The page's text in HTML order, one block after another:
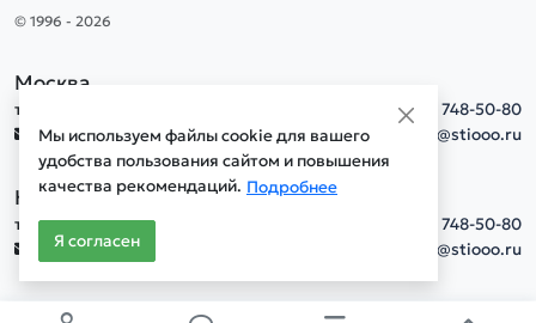
Мы используем файлы cookie для вашего
удобства пользования сайтом и повышения
качества рекомендаций. Подробнее
Я согласен
© 1996 - 2026
Москва
тел.
+7(495) 748-50-80
info@stiooo.ru
Новосибирск
тел.
+7(495) 748-50-80
info@stiooo.ru